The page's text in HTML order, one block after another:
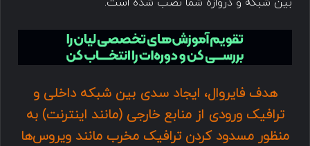
هدف فایروال، ایجاد سدی بین شبکه داخلی و
ترافیک ورودی از منابع خارجی (مانند اینترنت) به
منظور مسدود کردن ترافیک مخرب مانند ویروس‌ها